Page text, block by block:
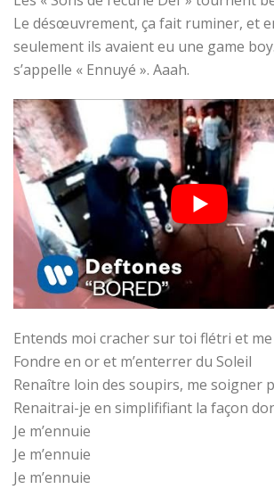
Le désœuvrement, ça fait ruminer, et
seulement ils avaient eu une game
s’appelle « Ennuyé ». Aaah.
Entends moi cracher sur toi flétri et me
Fondre en or et m’enterrer du Soleil
Renaître loin des soupirs, me soigner
Renaitrai-je en simplififiant la façon
Je m’ennuie
Je m’ennuie
Je m’ennuie